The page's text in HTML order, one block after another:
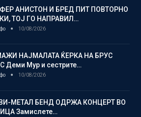
АНИСТОН И БРЕД ПИТ ПОВТОРНО
ТОЈ ГО НАПРАВИЛ…
10/08/2026
НАЈМАЛАТА ЌЕРКА НА БРУС
Деми Мур и сестрите…
10/08/2026
МЕТАЛ БЕНД ОДРЖА КОНЦЕРТ ВО
Замислете…